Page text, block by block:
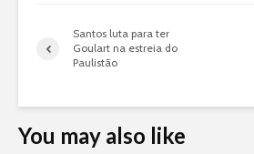
Santos luta para ter
Goulart na estreia do
Paulistão
You may also like